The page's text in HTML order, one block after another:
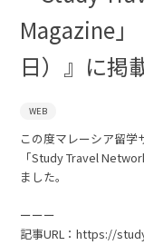
Magazine
日）』に掲
WEB
この度マレーシア留学
「Study Travel
ました。
ーーー
記事URL：https://